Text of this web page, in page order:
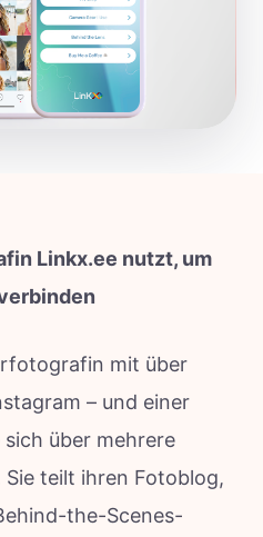
Linkx.ee nutzt, um
mit über
– und einer
über mehrere
teilt ihren Fotoblog,
the-Scenes-